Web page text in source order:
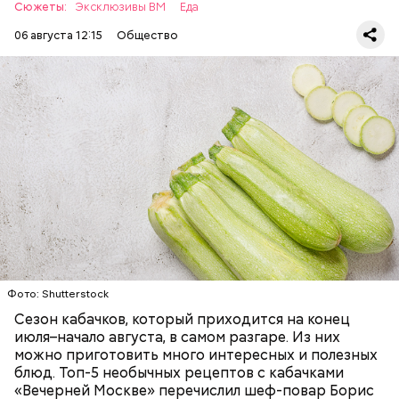
Сюжеты: Эксклюзивы ВМ
Еда
06 августа 12:15
Общество
Фото: Shutterstock
Сезон кабачков, который приходится на конец
июля–начало августа, в самом разгаре. Из них
можно приготовить много интересных и полезных
блюд. Топ-5 необычных рецептов с кабачками
«Вечерней Москве» перечислил шеф-повар Борис
Ингредиенты:
ЕДА ОВОЩИ РЕЦЕПТЫ
Фото: Shutterstock
— Наиболее распространенные борщ, щи, котлеты,
салаты, лаваш с творогом и сыром, пироги, омлет,
запеканка. Щавеля там везде используется
немного, поэтому никакого вреда от него не будет.
Чем разнообразнее рацион питания человека, тем
лучше. Потому что это исключает вероятность
возникновения дефицитов микроэлементов, —
заверил специалист.